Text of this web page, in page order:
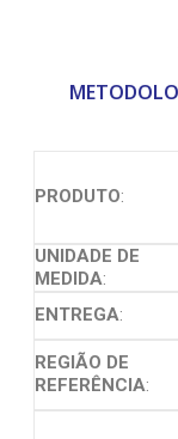
PRODUTO:
UNIDADE DE
MEDIDA:
ENTREGA:
REGIÃO DE
REFERÊNCIA: